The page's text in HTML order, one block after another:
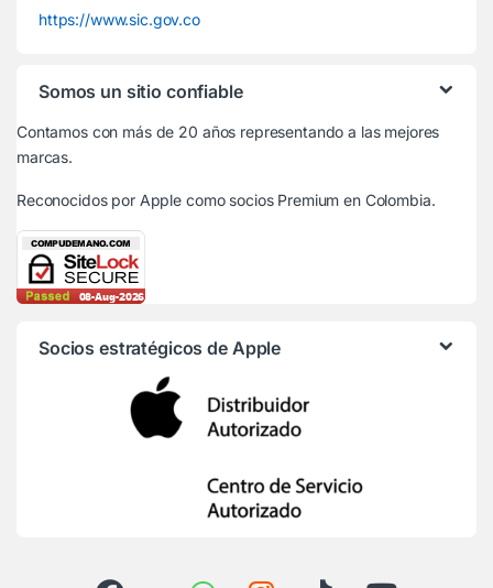
https://www.sic.gov.co
Somos un sitio confiable
Contamos con más de 20 años representando a las mejores
marcas.
Reconocidos por Apple como socios Premium en Colombia.
Socios estratégicos de Apple